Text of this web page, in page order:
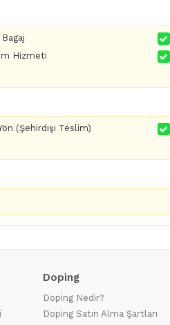
Hizmeti
(Şehirdışı Teslim)
Doping
Doping Nedir?
Doping Satın Alma Şartları